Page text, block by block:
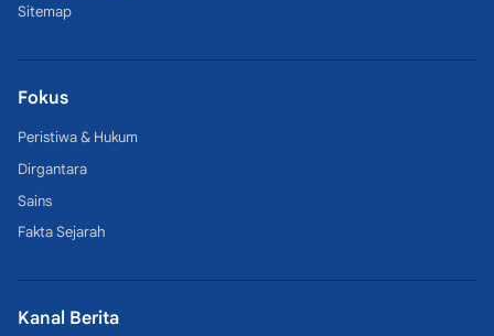
Sitemap
Fokus
Peristiwa & Hukum
Dirgantara
Sains
Fakta Sejarah
Kanal Berita